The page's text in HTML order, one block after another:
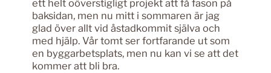
ett helt oöverstigligt projekt att få fason på
baksidan, men nu mitt i sommaren är jag
glad över allt vid åstadkommit själva och
med hjälp. Vår tomt ser fortfarande ut som
en byggarbetsplats, men nu kan vi se att det
kommer att bli bra.